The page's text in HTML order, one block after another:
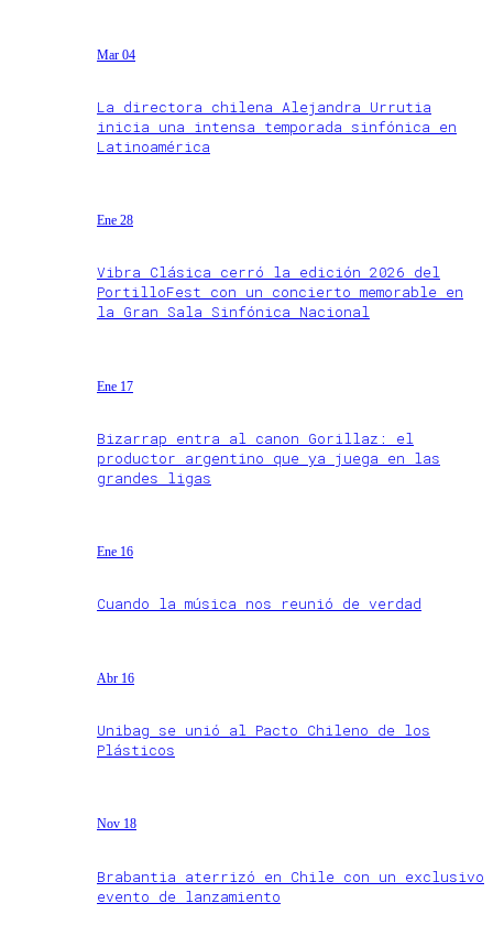
Mar 04
La directora chilena Alejandra Urrutia
inicia una intensa temporada sinfónica en
Latinoamérica
Ene 28
Vibra Clásica cerró la edición 2026 del
PortilloFest con un concierto memorable en
la Gran Sala Sinfónica Nacional
Ene 17
Bizarrap entra al canon Gorillaz: el
productor argentino que ya juega en las
grandes ligas
Ene 16
Cuando la música nos reunió de verdad
Abr 16
Unibag se unió al Pacto Chileno de los
Plásticos
Nov 18
Brabantia aterrizó en Chile con un exclusivo
evento de lanzamiento